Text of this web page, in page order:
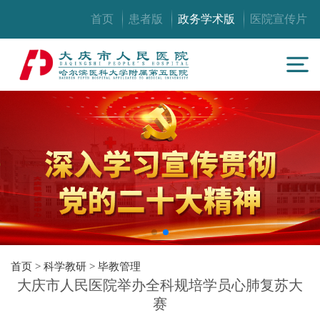
首页 患者版 政务学术版 医院宣传片
首页 >科学教研 >毕教管理
大庆市人民医院举办全科规培学员心肺复苏大
赛